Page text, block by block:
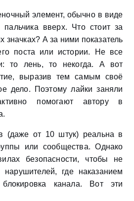
элемент, обычно в виде
пальчика вверх. Что стоит за
значках? А за ними показатель
поста или истории. Не все
то лень, то некогда. А вот
выразив тем самым своё
дело. Поэтому лайки заняли
помогают автору в
(даже от 10 штук) реальна в
или сообщества. Однако
безопасности, чтобы не
нарушителей, где наказанием
канала. Вот эти